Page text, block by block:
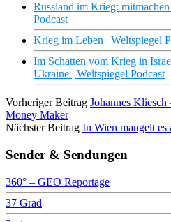
Russland im Krieg:
Podcast
Krieg im Leben | Weltspiegel
Im Schatten vom Krieg in
Ukraine | Weltspiegel Podcast
Vorheriger Beitrag Johannes
Money Maker
Nächster Beitrag In Wien mangelt es
Sender & Sendungen
360° – GEO Reportage
37 Grad